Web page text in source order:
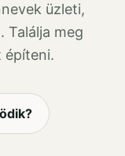
üzleti,
Találja meg
építeni.